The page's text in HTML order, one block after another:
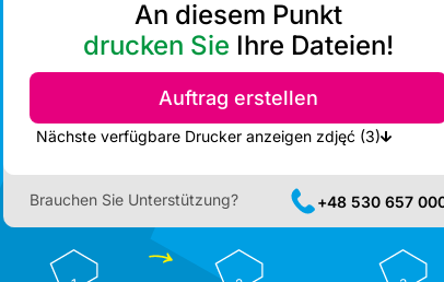
An diesem Punkt
drucken Sie Ihre Dateien!
Auftrag erstellen
Nächste verfügbare Drucker anzeigen zdjęć (3)
Brauchen Sie Unterstützung? +48 530 657